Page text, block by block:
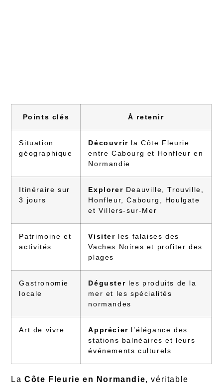
Points clés À retenir
Situation
géographique
Découvrir la Côte Fleurie
entre Cabourg et Honfleur en
Normandie
Itinéraire sur
3 jours
Explorer Deauville, Trouville,
Honfleur, Cabourg, Houlgate
et Villers-sur-Mer
Patrimoine et
activités
Visiter les falaises des
Vaches Noires et profiter des
plages
Gastronomie
locale
Déguster les produits de la
mer et les spécialités
normandes
Art de vivre Apprécier l’élégance des
stations balnéaires et leurs
événements culturels
LaCôte Fleurie en Normandie, véritable